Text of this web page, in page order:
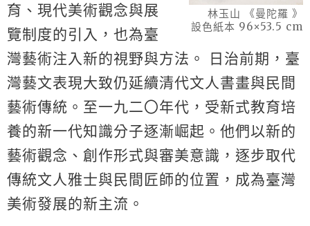
林玉山 《曼陀羅 》
設色紙本 96×53.5 cm
育、現代美術觀念與展
覽制度的引入，也為臺
灣藝術注入新的視野與方法。 日治前期，臺
灣藝文表現大致仍延續清代文人書畫與民間
藝術傳統。至一九二〇年代，受新式教育培
養的新一代知識分子逐漸崛起。他們以新的
藝術觀念、創作形式與審美意識，逐步取代
傳統文人雅士與民間匠師的位置，成為臺灣
美術發展的新主流。